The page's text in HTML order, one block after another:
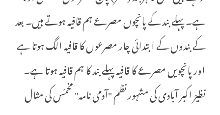
ہے۔ پہلے بند کے پانچوں مصرعے ہم قافیہ ہوتے ہیں۔ بعد
کے بندوں کے ابتدائی چار مصرعوں کا قافیہ الگ ہوتا ہے
اور پانچویں مصرعے کا قافیہ پہلے بند کا ہم قافیہ ہوتا ہے۔
نظیرؔ اکبر آبادی کی مشہور نظم "آدمی نامہ" مخمّس کی مثال